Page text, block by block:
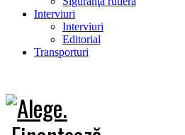
Interviuri
Interviuri
Editorial
Transporturi